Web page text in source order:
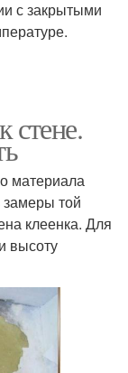
с закрытыми
стене.
материала
замеры той
клеенка. Для
высоту